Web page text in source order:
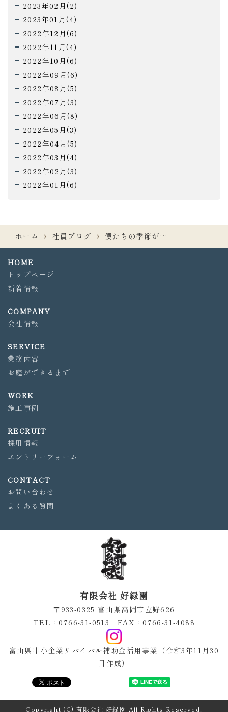
2023年02月(2)
2023年01月(4)
2022年12月(6)
2022年11月(4)
2022年10月(6)
2022年09月(6)
2022年08月(5)
2022年07月(3)
2022年06月(8)
2022年05月(3)
2022年04月(5)
2022年03月(4)
2022年02月(3)
2022年01月(6)
ホーム 社員ブログ 僕たちの季節が…
HOME
トップページ
新着情報
COMPANY
会社情報
SERVICE
業務内容
お庭ができるまで
WORK
施工事例
RECRUIT
採用情報
エントリーフォーム
CONTACT
お問い合わせ
よくある質問
有限会社 好緑園
〒933-0325 富山県高岡市立野626
TEL：0766-31-0513 FAX：0766-31-4088
富山県中小企業リバイバル補助金活用事業（令和3年11月30
日作成）
Copyright (C) 有限会社 好緑園 All Rights Reserved.